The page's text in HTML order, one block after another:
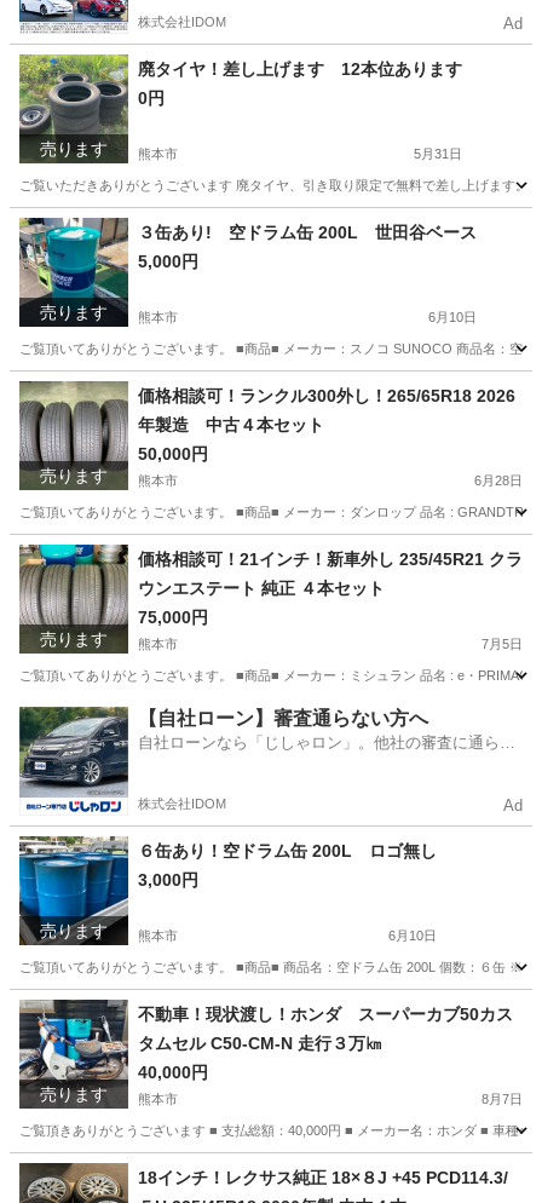
株式会社IDOM Ad
売ります
廃タイヤ！差し上げます 12本位あります
0円
熊本市 5月31日
ご覧いただきありがとうございます 廃タイヤ、引き取り限定で無料で差し上げます
熊本 熊本市 タイヤ、ホイール
売ります
３缶あり! 空ドラム缶 200L 世田谷ベース
5,000円
熊本市 6月10日
ご覧頂いてありがとうございます。 ■商品■ メーカー：スノコ SUNOCO 商品名：空
熊本 熊本市 その他 ドラム缶
売ります
価格相談可！ランクル300外し！265/65R18 2026
年製造 中古４本セット
50,000円
熊本市 6月28日
ご覧頂いてありがとうございます。 ■商品■ メーカー：ダンロップ 品名 :
熊本 熊本市 タイヤ、ホイール
売ります
価格相談可！21インチ！新車外し 235/45R21 クラ
ウンエステート 純正 ４本セット
75,000円
熊本市 7月5日
ご覧頂いてありがとうございます。 ■商品■ メーカー：ミシュラン 品名 : e・
熊本 熊本市 タイヤ、ホイール クラウンエステート
【自社ローン】審査通らない方へ
自社ローンなら「じしゃロン」。他社の審査に通らな
株式会社IDOM Ad
売ります
６缶あり！空ドラム缶 200L ロゴ無し
3,000円
熊本市 6月10日
ご覧頂いてありがとうございます。 ■商品■ 商品名：空ドラム缶 200L 個数：６缶 ※
熊本 熊本市 その他 ドラム缶
売ります
不動車！現状渡し！ホンダ スーパーカブ50カス
タムセル C50-CM-N 走行３万㎞
40,000円
熊本市 8月7日
ご覧頂きありがとうございます ■ 支払総額：40,000円 ■ メーカー名：ホンダ ■ 車種
熊本 熊本市 ホンダ
18インチ！レクサス純正 18×８J +45 PCD114.3/